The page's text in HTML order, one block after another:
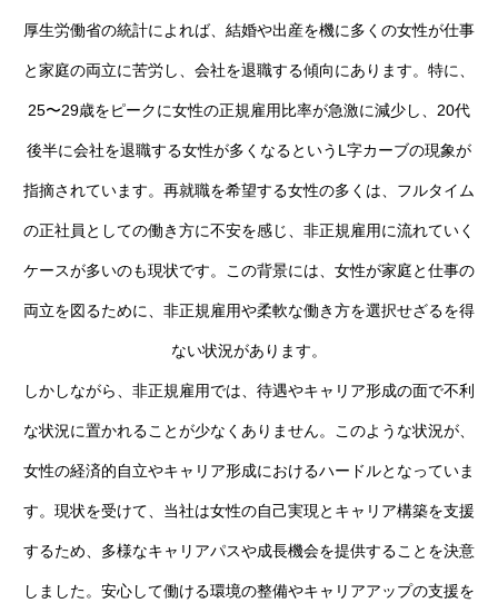
厚生労働省の統計によれば、結婚や出産を機に多くの女性が仕事
と家庭の両立に苦労し、会社を退職する傾向にあります。特に、
25〜29歳をピークに女性の正規雇用比率が急激に減少し、20代
後半に会社を退職する女性が多くなるというL字カーブの現象が
指摘されています。再就職を希望する女性の多くは、フルタイム
の正社員としての働き方に不安を感じ、非正規雇用に流れていく
ケースが多いのも現状です。この背景には、女性が家庭と仕事の
両立を図るために、非正規雇用や柔軟な働き方を選択せざるを得
ない状況があります。
しかしながら、非正規雇用では、待遇やキャリア形成の面で不利
な状況に置かれることが少なくありません。このような状況が、
女性の経済的自立やキャリア形成におけるハードルとなっていま
す。現状を受けて、当社は女性の自己実現とキャリア構築を支援
するため、多様なキャリアパスや成長機会を提供することを決意
しました。安心して働ける環境の整備やキャリアアップの支援を